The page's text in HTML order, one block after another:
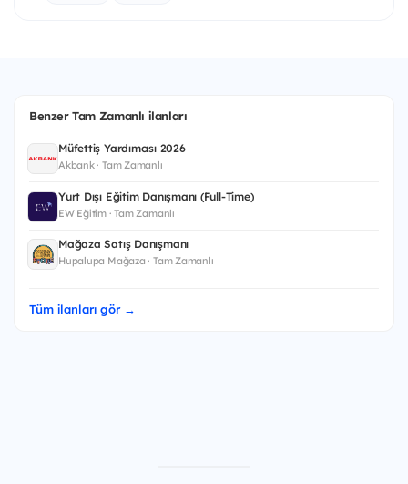
Benzer Tam Zamanlı ilanları
Müfettiş Yardımcısı 2026
Akbank · Tam Zamanlı
Yurt Dışı Eğitim Danışmanı (Full-Time)
EW Eğitim · Tam Zamanlı
Mağaza Satış Danışmanı
Hupalupa Mağaza · Tam Zamanlı
Tüm ilanları gör →